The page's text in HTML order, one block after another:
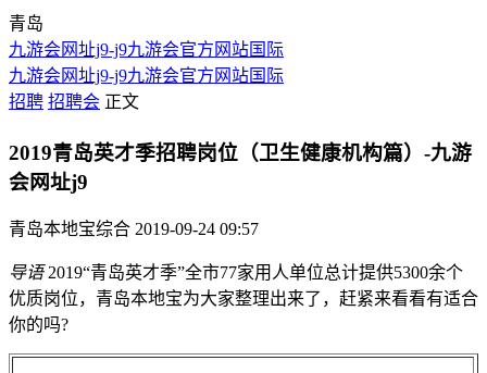
青岛
九游会网址j9-j9九游会官方网站国际
九游会网址j9-j9九游会官方网站国际
招聘 招聘会 正文
2019青岛英才季招聘岗位（卫生健康机构篇）-九游
会网址j9
青岛本地宝综合 2019-09-24 09:57
导语2019“青岛英才季”全市77家用人单位总计提供5300余个
优质岗位，青岛本地宝为大家整理出来了，赶紧来看看有适合
你的吗?